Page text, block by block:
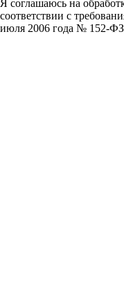
Я соглашаюсь на
соответствии с
июля 2006 года № 152-